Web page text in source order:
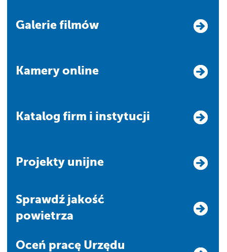
Galerie filmów
Kamery online
Katalog firm i instytucji
Projekty unijne
Sprawdź jakość
powietrza
Oceń pracę Urzędu